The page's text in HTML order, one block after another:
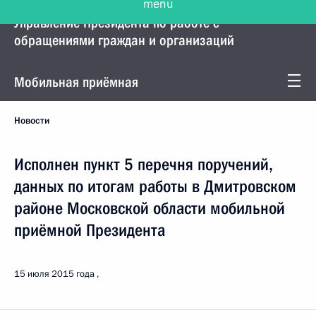
Управление Президента по работе с
обращениями граждан и организаций
Мобильная приёмная
Новости
Исполнен пункт 5 перечня поручений,
данных по итогам работы в Дмитровском
районе Московской области мобильной
приёмной Президента
15 июля 2015 года